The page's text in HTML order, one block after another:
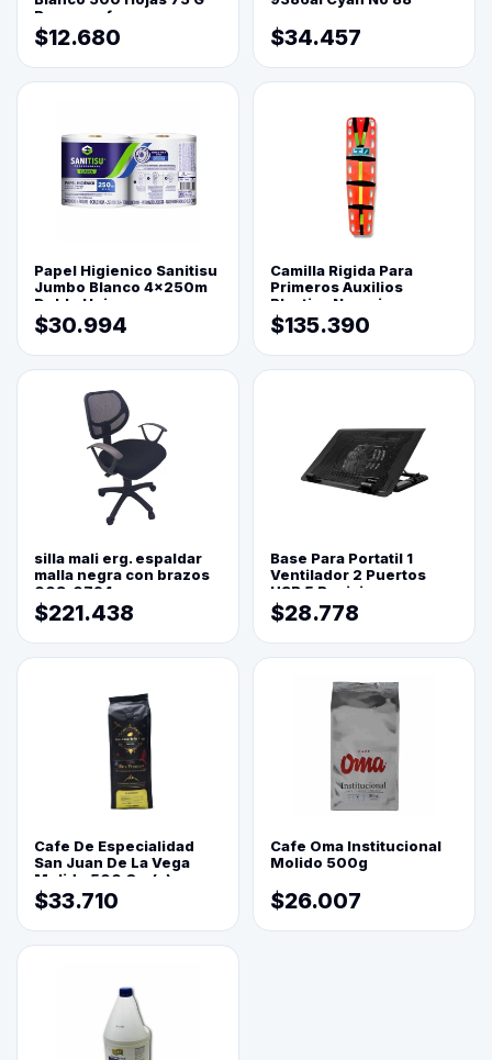
Reprograf.
$12.680 $34.457
Papel Higienico Sanitisu
Jumbo Blanco 4x250m
Doble Hoja
$30.994
Camilla Rigida Para
Primeros Auxilios
Plastica Naranja
$135.390
silla mali erg. espaldar
malla negra con brazos
003-0794
$221.438
Base Para Portatil 1
Ventilador 2 Puertos
USB 5 Posiciones
$28.778
Cafe De Especialidad
San Juan De La Vega
Molido 500 Grs(=)
$33.710
Cafe Oma Institucional
Molido 500g
$26.007